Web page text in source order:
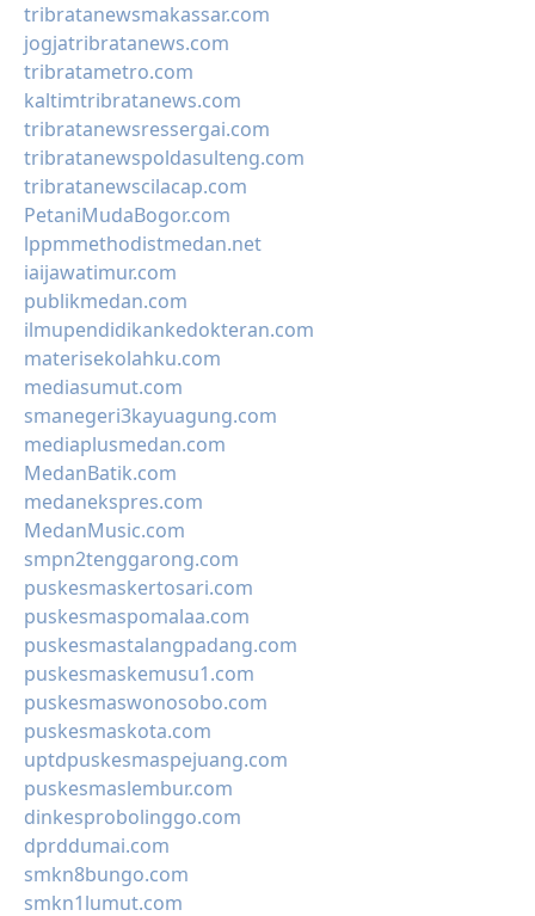
tribratanewsmakassar.com
jogjatribratanews.com
tribratametro.com
kaltimtribratanews.com
tribratanewsressergai.com
tribratanewspoldasulteng.com
tribratanewscilacap.com
PetaniMudaBogor.com
lppmmethodistmedan.net
iaijawatimur.com
publikmedan.com
ilmupendidikankedokteran.com
materisekolahku.com
mediasumut.com
smanegeri3kayuagung.com
mediaplusmedan.com
MedanBatik.com
medanekspres.com
MedanMusic.com
smpn2tenggarong.com
puskesmaskertosari.com
puskesmaspomalaa.com
puskesmastalangpadang.com
puskesmaskemusu1.com
puskesmaswonosobo.com
puskesmaskota.com
uptdpuskesmaspejuang.com
puskesmaslembur.com
dinkesprobolinggo.com
dprddumai.com
smkn8bungo.com
smkn1lumut.com